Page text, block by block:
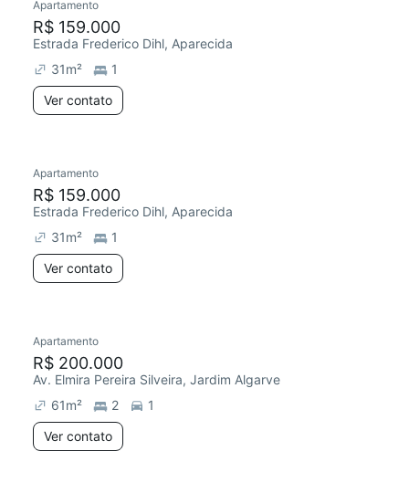
Apartamento
R$ 159.000
Estrada Frederico Dihl, Aparecida
31m²
1
Ver contato
Apartamento
R$ 159.000
Estrada Frederico Dihl, Aparecida
31m²
1
Ver contato
Apartamento
R$ 200.000
Av. Elmira Pereira Silveira, Jardim Algarve
61m² 2
1
Ver contato